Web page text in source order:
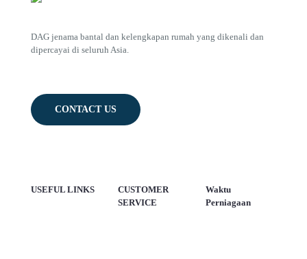
DAG jenama bantal dan kelengkapan rumah yang dikenali dan
dipercayai di seluruh Asia.
CONTACT US
USEFUL LINKS
CUSTOMER
SERVICE
Waktu
Perniagaan